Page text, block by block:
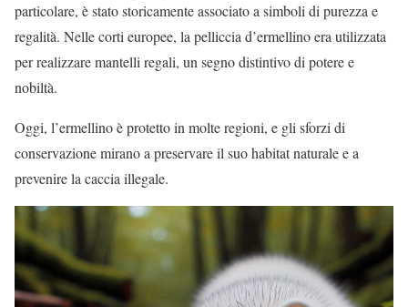
particolare, è stato storicamente associato a simboli di purezza e
regalità. Nelle corti europee, la pelliccia d’ermellino era utilizzata
per realizzare mantelli regali, un segno distintivo di potere e
nobiltà.
Oggi, l’ermellino è protetto in molte regioni, e gli sforzi di
conservazione mirano a preservare il suo habitat naturale e a
prevenire la caccia illegale.